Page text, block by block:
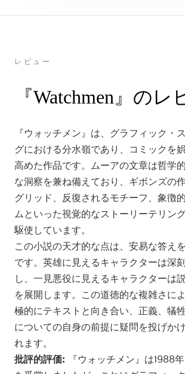
レビュー
『Watchmen』のレ
『ウォッチメン』は、グラフィック・
グにおける分水嶺であり、コミックを
高めた作品です。ムーアの文章は哲学
な洞察を兼ね備えており、ギボンズの
グリッド、反復されるモチーフ、象徴
ムといった視覚的なストーリーテリン
駆使しています。
この小説の天才的な点は、安易な答え
です。英雄に見えるキャラクターは深
し、一見悪役に見えるキャラクターは
を展開します。この道徳的な複雑さに
極的にテキストと向き合い、正義、犠
についての自身の前提に疑問を投げか
れます。
批評的評価: 『ウォッチメン』は1988